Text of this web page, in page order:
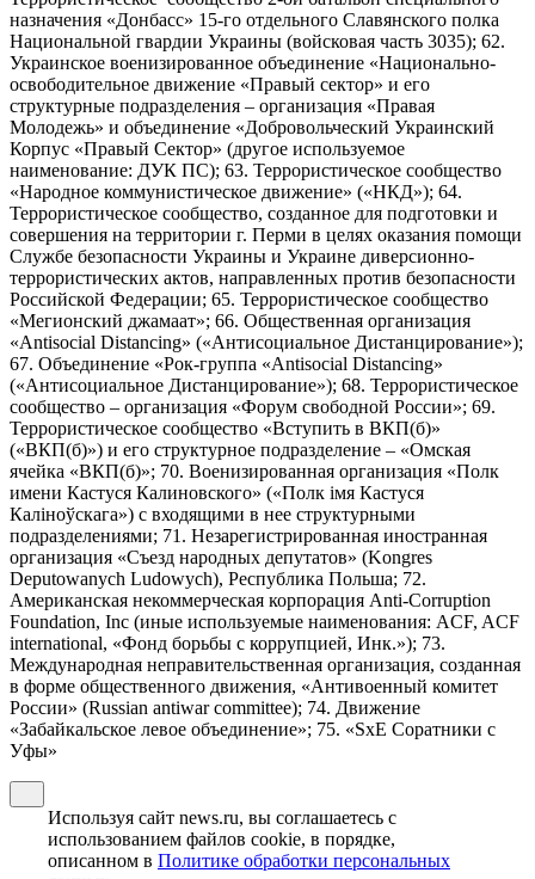
назначения «Донбасс» 15-го отдельного Славянского полка
Национальной гвардии Украины (войсковая часть 3035); 62.
Украинское военизированное объединение «Национально-
освободительное движение «Правый сектор» и его
структурные подразделения – организация «Правая
Молодежь» и объединение «Добровольческий Украинский
Корпус «Правый Сектор» (другое используемое
наименование: ДУК ПС); 63. Террористическое сообщество
«Народное коммунистическое движение» («НКД»); 64.
Террористическое сообщество, созданное для подготовки и
совершения на территории г. Перми в целях оказания помощи
Службе безопасности Украины и Украине диверсионно-
террористических актов, направленных против безопасности
Российской Федерации; 65. Террористическое сообщество
«Мегионский джамаат»; 66. Общественная организация
«Antisocial Distancing» («Антисоциальное Дистанцирование»);
67. Объединение «Рок-группа «Antisocial Distancing»
(«Антисоциальное Дистанцирование»); 68. Террористическое
сообщество – организация «Форум свободной России»; 69.
Террористическое сообщество «Вступить в ВКП(б)»
(«ВКП(б)») и его структурное подразделение – «Омская
ячейка «ВКП(б)»; 70. Военизированная организация «Полк
имени Кастуся Калиновского» («Полк iмя Кастуся
Калiноўскага») с входящими в нее структурными
подразделениями; 71. Незарегистрированная иностранная
организация «Съезд народных депутатов» (Kongres
Deputowanych Ludowych), Республика Польша; 72.
Американская некоммерческая корпорация Anti-Corruption
Foundation, Inc (иные используемые наименования: ACF, ACF
international, «Фонд борьбы с коррупцией, Инк.»); 73.
Международная неправительственная организация, созданная
в форме общественного движения, «Антивоенный комитет
России» (Russian antiwar committee); 74. Движение
«Забайкальское левое объединение»; 75. «SxE Соратники с
Уфы»
Используя сайт news.ru, вы соглашаетесь с
использованием файлов cookie, в порядке,
описанном в Политике обработки персональных